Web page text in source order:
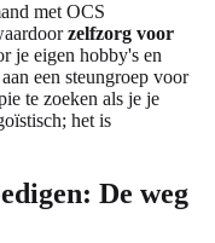
met OCS
zelfzorg voor
je eigen hobby's en
een steungroep voor
te zoeken als je je
het is
De weg